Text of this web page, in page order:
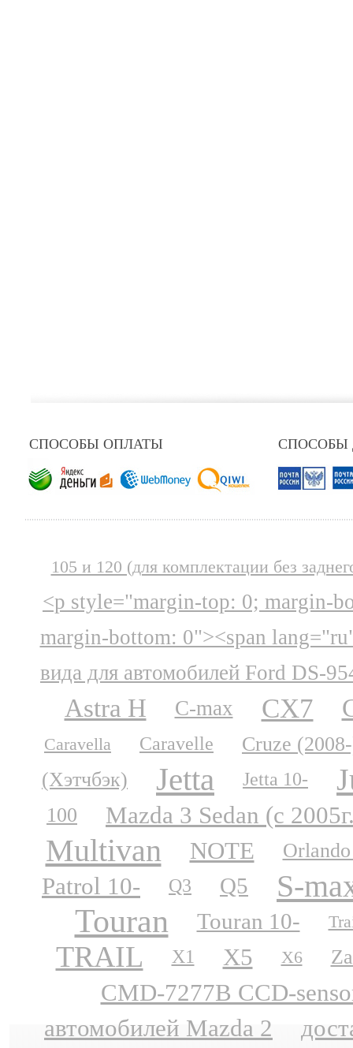
СПОСОБЫ ОПЛАТЫ СПОСОБЫ
105 и 120 (для комплектации без
<p style="margin-top: 0; margin-
margin-bottom: 0"><span
вида для автомобилей Ford DS-
Astra H C-max CX7
Caravella Caravelle
Cruze
(Хэтчбэк)
Jetta Jetta 10-
100 Mazda 3 Sedan (с
Multivan NOTE
Patrol 10- Q3 Q5 S-
Touran Touran 10-
TRAIL X1 X5 X6
CMD-7277B CCD-
автомобилей Mazda 2